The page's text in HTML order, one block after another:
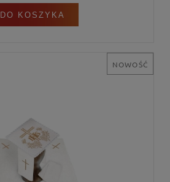
DO KOSZYKA
NOWOŚĆ